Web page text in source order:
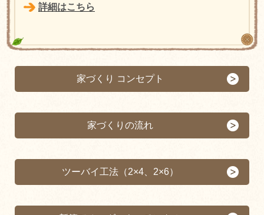
詳細はこちら
家づくり コンセプト
家づくりの流れ
ツーバイ工法（2×4、2×6）